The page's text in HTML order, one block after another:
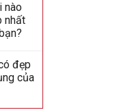
nào
nhất
đẹp
của